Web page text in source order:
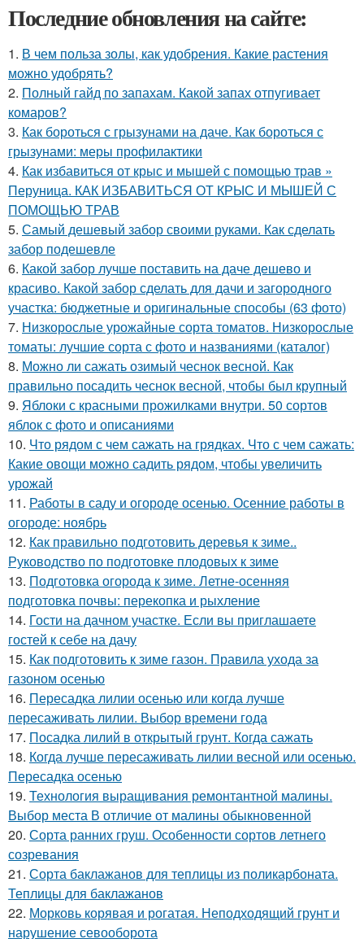
Последние обновления на сайте:
1. В чем польза золы, как удобрения. Какие растения
можно удобрять?
2. Полный гайд по запахам. Какой запах отпугивает
комаров?
3. Как бороться с грызунами на даче. Как бороться с
грызунами: меры профилактики
4. Как избавиться от крыс и мышей с помощью трав »
Перуница. КАК ИЗБАВИТЬСЯ ОТ КРЫС И МЫШЕЙ С
ПОМОЩЬЮ ТРАВ
5. Самый дешевый забор своими руками. Как сделать
забор подешевле
6. Какой забор лучше поставить на даче дешево и
красиво. Какой забор сделать для дачи и загородного
участка: бюджетные и оригинальные способы (63 фото)
7. Низкорослые урожайные сорта томатов. Низкорослые
томаты: лучшие сорта с фото и названиями (каталог)
8. Можно ли сажать озимый чеснок весной. Как
правильно посадить чеснок весной, чтобы был крупный
9. Яблоки с красными прожилками внутри. 50 сортов
яблок с фото и описаниями
10. Что рядом с чем сажать на грядках. Что с чем сажать:
Какие овощи можно садить рядом, чтобы увеличить
урожай
11. Работы в саду и огороде осенью. Осенние работы в
огороде: ноябрь
12. Как правильно подготовить деревья к зиме..
Руководство по подготовке плодовых к зиме
13. Подготовка огорода к зиме. Летне-осенняя
подготовка почвы: перекопка и рыхление
14. Гости на дачном участке. Если вы приглашаете
гостей к себе на дачу
15. Как подготовить к зиме газон. Правила ухода за
газоном осенью
16. Пересадка лилии осенью или когда лучше
пересаживать лилии. Выбор времени года
17. Посадка лилий в открытый грунт. Когда сажать
18. Когда лучше пересаживать лилии весной или осенью.
Пересадка осенью
19. Технология выращивания ремонтантной малины.
Выбор места В отличие от малины обыкновенной
20. Сорта ранних груш. Особенности сортов летнего
созревания
21. Сорта баклажанов для теплицы из поликарбоната.
Теплицы для баклажанов
22. Морковь корявая и рогатая. Неподходящий грунт и
нарушение севооборота